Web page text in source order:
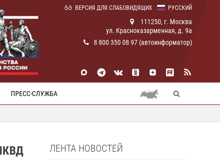
РУССКИЙ
ВЕРСИЯ ДЛЯ СЛАБОВИДЯЩИХ
111250, г. Москва
ул. Красноказарменная, д. 9а
8 800 350 08 97 (автоинформатор)
ПРЕСС-СЛУЖБА
ЛЕНТА НОВОСТЕЙ